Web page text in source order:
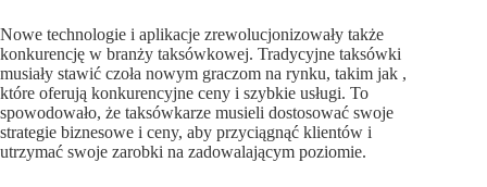
Nowe technologie i aplikacje zrewolucjonizowały także
konkurencję w branży taksówkowej. Tradycyjne taksówki
musiały stawić czoła nowym graczom na rynku, takim jak ,
które oferują konkurencyjne ceny i szybkie usługi. To
spowodowało, że taksówkarze musieli dostosować swoje
strategie biznesowe i ceny, aby przyciągnąć klientów i
utrzymać swoje zarobki na zadowalającym poziomie.